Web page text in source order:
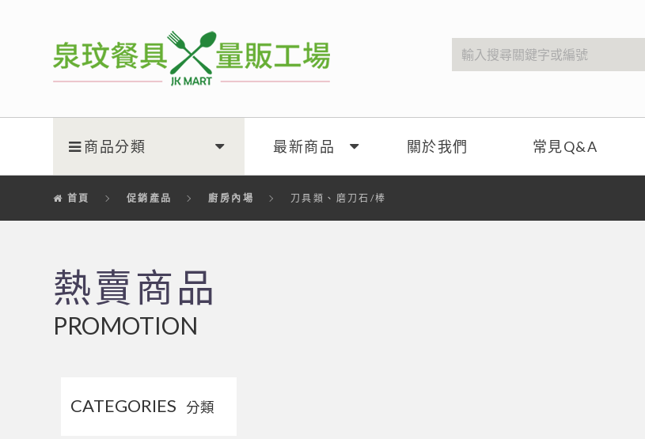
商品分類 最新商品 關於我們 常見Q&A
首頁 促銷產品 廚房內場 刀具類、磨刀石/棒
熱賣商品
PROMOTION
CATEGORIES 分類